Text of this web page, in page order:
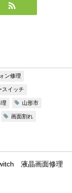
ン修理
スイッチ
山形市
画面割れ
液晶画面修理